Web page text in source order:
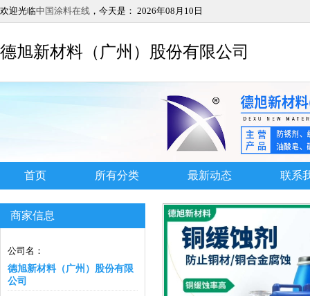
欢迎光临中国涂料在线 ，今天是： 2026年08月10日
德旭新材料（广州）股份有限公司
首页 所有分类 最新动态 联系
商家信息
公司名：
德旭新材料（广州）股份有限
公司